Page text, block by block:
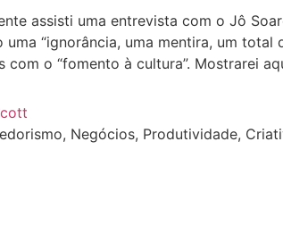
assisti uma entrevista com o Jô
uma “ignorância, uma mentira, um total
com o “fomento à cultura”. Mostrarei
Negócios, Produtividade,